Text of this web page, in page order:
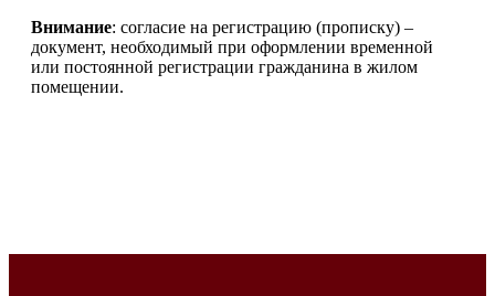
Внимание: согласие на регистрацию (прописку) –
документ, необходимый при оформлении временной
или постоянной регистрации гражданина в жилом
помещении.